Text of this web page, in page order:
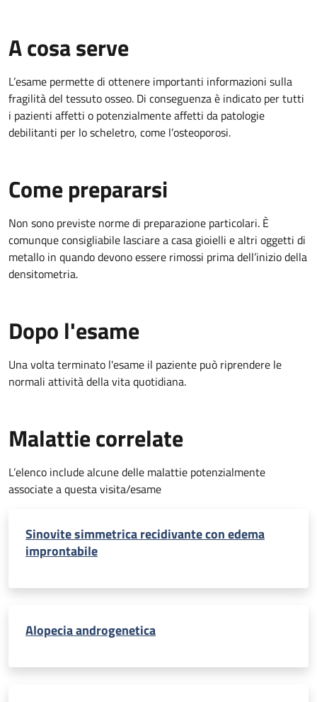
A cosa serve
L’esame permette di ottenere importanti informazioni sulla
fragilità del tessuto osseo. Di conseguenza è indicato per tutti
i pazienti affetti o potenzialmente affetti da patologie
debilitanti per lo scheletro, come l’osteoporosi.
Come prepararsi
Non sono previste norme di preparazione particolari. È
comunque consigliabile lasciare a casa gioielli e altri oggetti di
metallo in quando devono essere rimossi prima dell’inizio della
densitometria.
Dopo l'esame
Una volta terminato l'esame il paziente può riprendere le
normali attività della vita quotidiana.
Malattie correlate
L’elenco include alcune delle malattie potenzialmente
associate a questa visita/esame
Sinovite simmetrica recidivante con edema
improntabile
Alopecia androgenetica